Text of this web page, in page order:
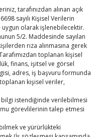
tarafınızdan alınan açık
sayılı Kişisel Verilerin
uygun olarak işlenebilecektir.
5/2. Maddesinde sayılan
rıza alınmasına gerek
toplanan kişisel
finans, işitsel ve görsel
adres, iş başvuru formunda
kişisel veriler,
bilgi istendiğinde verilebilmesi
görevlilerinin talep etmesi
ve yürürlükteki
yeni